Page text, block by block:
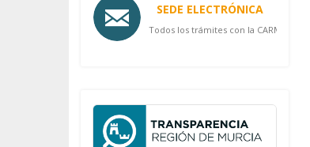
SEDE ELECTRÓNICA
Todos los trámites con la CARM